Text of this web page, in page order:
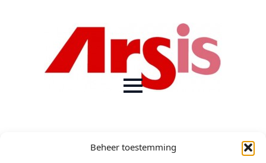
Beheer toestemming